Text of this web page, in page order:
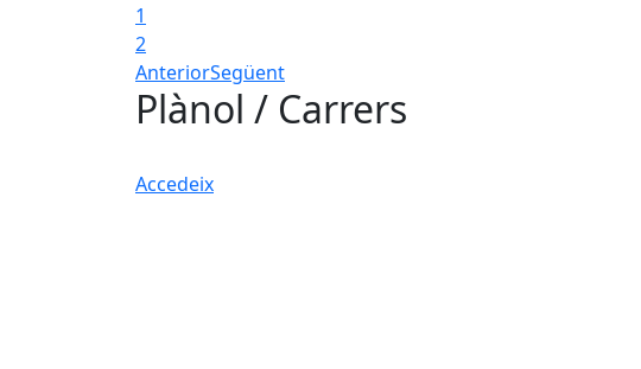
1
2
AnteriorSegüent
Plànol / Carrers
Accedeix